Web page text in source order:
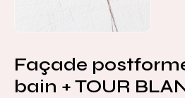
Façade
bain + TOUR